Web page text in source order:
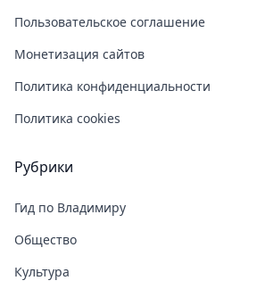
Пользовательское соглашение
Монетизация сайтов
Политика конфиденциальности
Политика cookies
Рубрики
Гид по Владимиру
Общество
Культура